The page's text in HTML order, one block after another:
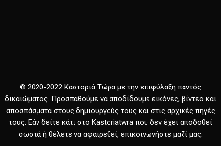
© 2020-2022 Καστοριά Τώρα με την επιφύλαξη παντός
δικαιώματος. Προσπαθούμε να αποδίδουμε εικόνες, βίντεο και
αποσπάσματα στους δημιουργούς τους και στις αρχικές πηγές
τους. Εάν δείτε κάτι στο Kastoriatwra που δεν έχει αποδοθεί
σωστά ή θέλετε να αφαιρεθεί, επικοινωνήστε μαζί μας.